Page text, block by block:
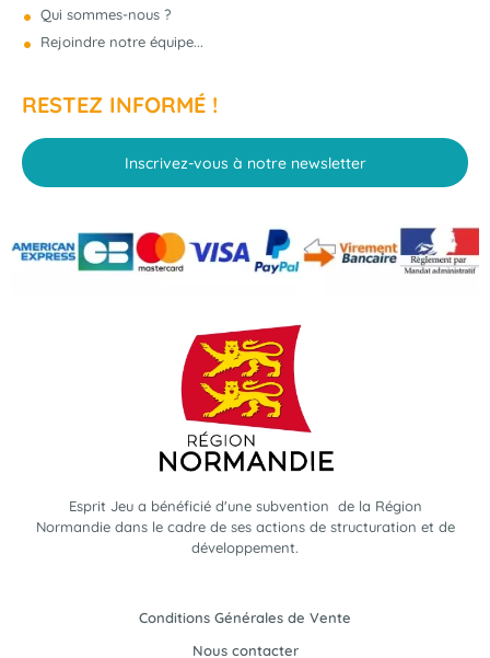
Qui sommes-nous ?
Rejoindre notre équipe...
RESTEZ INFORMÉ !
Inscrivez-vous à notre newsletter
Esprit Jeu a bénéficié d'une subvention de la Région
Normandie dans le cadre de ses actions de structuration et de
développement.
Conditions Générales de Vente
Nous contacter